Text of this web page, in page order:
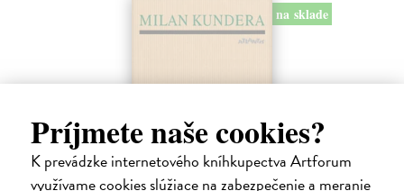
Príjmete naše cookies?
K prevádzke internetového kníhkupectva Artforum
využívame cookies slúžiace na zabezpečenie a meranie
na sklade